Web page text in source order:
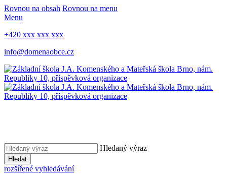
Rovnou na obsah Rovnou na menu
Menu
+420 xxx xxx xxx
info@domenaobce.cz
Hledaný výraz
Hledat
rozšířené vyhledávání